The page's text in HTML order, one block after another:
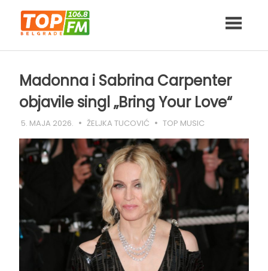
content
Madonna i Sabrina Carpenter
objavile singl „Bring Your Love“
5. MAJA 2026. ŽELJKA TUCOVIĆ TOP MUSIC